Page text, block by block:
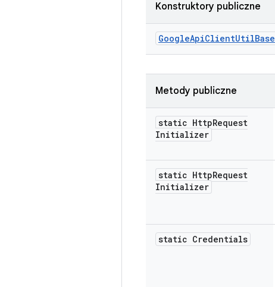
Konstruktory publiczne
GoogleApiClientUtilBase
Metody publiczne
static HttpRequest
Initializer
static HttpRequest
Initializer
static Credentials